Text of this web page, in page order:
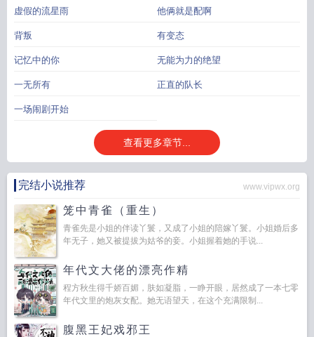
虚假的流星雨 他俩就是配啊
背叛 有变态
记忆中的你 无能为力的绝望
一无所有 正直的队长
一场闹剧开始
查看更多章节...
完结小说推荐 www.vipwx.org
笼中青雀（重生）
青雀先是小姐的伴读丫鬟，又成了小姐的陪嫁丫鬟。小姐婚后多
年无子，她又被提拔为姑爷的妾。小姐握着她的手说...
年代文大佬的漂亮作精
程方秋生得千娇百媚，肤如凝脂，一睁开眼，居然成了一本七零
年代文里的炮灰女配。她无语望天，在这个充满限制...
腹黑王妃戏邪王